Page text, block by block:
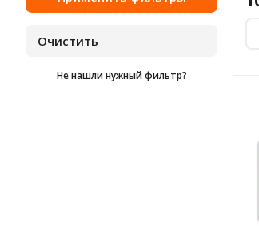
Не нашли нужный фильтр?